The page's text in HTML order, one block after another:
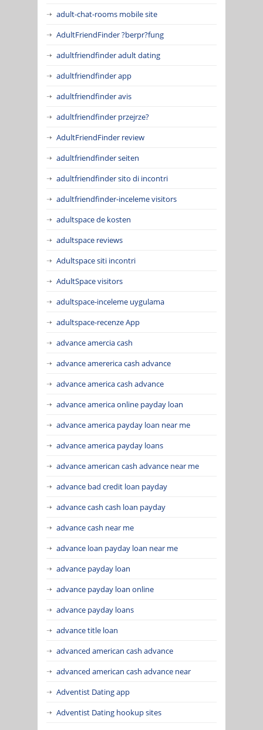
adult-chat-rooms mobile site
AdultFriendFinder ?berpr?fung
adultfriendfinder adult dating
adultfriendfinder app
adultfriendfinder avis
adultfriendfinder przejrze?
AdultFriendFinder review
adultfriendfinder seiten
adultfriendfinder sito di incontri
adultfriendfinder-inceleme visitors
adultspace de kosten
adultspace reviews
Adultspace siti incontri
AdultSpace visitors
adultspace-inceleme uygulama
adultspace-recenze App
advance amercia cash
advance amererica cash advance
advance america cash advance
advance america online payday loan
advance america payday loan near me
advance america payday loans
advance american cash advance near me
advance bad credit loan payday
advance cash cash loan payday
advance cash near me
advance loan payday loan near me
advance payday loan
advance payday loan online
advance payday loans
advance title loan
advanced american cash advance
advanced american cash advance near
Adventist Dating app
Adventist Dating hookup sites